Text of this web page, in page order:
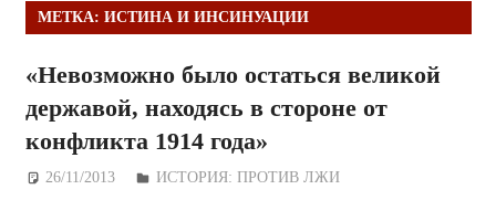
МЕТКА: ИСТИНА И ИНСИНУАЦИИ
«Невозможно было остаться великой
державой, находясь в стороне от
конфликта 1914 года»
26/11/2013 Дежурный по Редакции
ИСТОРИЯ: ПРОТИВ ЛЖИ